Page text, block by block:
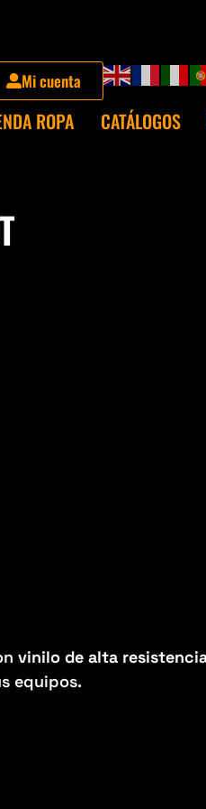
Mi cuenta
ROPA CATÁLOGOS
vinilo de alta
equipos.